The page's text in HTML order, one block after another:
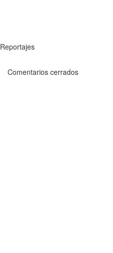
Reportajes
Comentarios cerrados